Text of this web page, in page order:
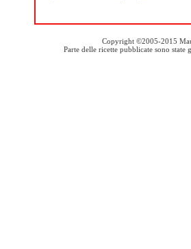
Copyright ©2005-2015
Parte delle ricette pubblicate sono state